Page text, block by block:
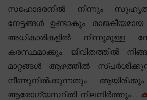
സഹോദരനിൽ നിന്നും
നേട്ടങ്ങൾ ഉണ്ടാകും.
അധികാരികളിൽ നിന്നുമുള്ള
കരസ്ഥമാക്കും. ജീവിതത്തിൽ
മാറ്റങ്ങൾ ആഴത്തിൽ
നീണ്ടുനിൽക്കുന്നതും
ആരോഗ്യസ്ഥിതി നിലനിർത്തും....